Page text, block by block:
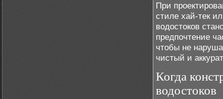
При
стиле хай-тек
водостоков
предпочтение
чтобы не
чистый и
Когда
водостоков